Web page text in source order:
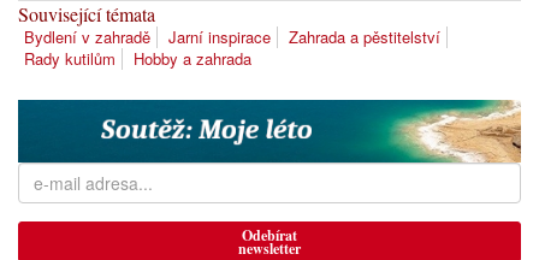
Související témata
Bydlení v zahradě Jarní inspirace
Zahrada a pěstitelství
Rady kutilům
Hobby a zahrada
Odebírat
newsletter